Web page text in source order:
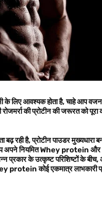
के लिए आवश्यक होता है, चाहे आप
की प्रोटीन की जरूरत को
है, प्रोटीन पाउडर मुख्यधारा
अपने नियमित Whey protein
प्रकार के उत्कृष्ट परिशिष्टों
protein कोई एकमात्र लाभकारी